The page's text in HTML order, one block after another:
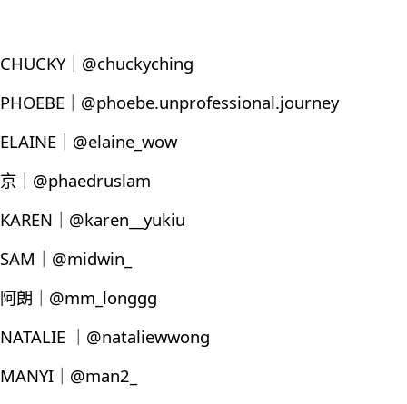
CHUCKY｜@chuckyching
PHOEBE｜@phoebe.unprofessional.journey
ELAINE｜@elaine_wow
京｜@phaedruslam
KAREN｜@karen__yukiu
SAM｜@midwin_
阿朗｜@mm_longgg
NATALIE ｜@nataliewwong
MANYI｜@man2_